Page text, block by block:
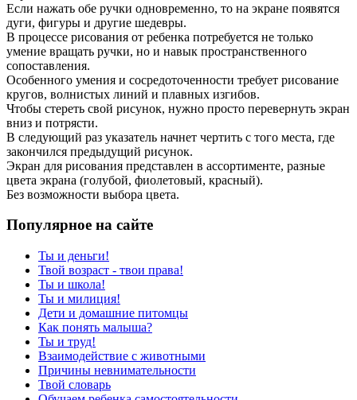
Если нажать обе ручки одновременно, то на экране появятся
дуги, фигуры и другие шедевры.
В процессе рисования от ребенка потребуется не только
умение вращать ручки, но и навык пространственного
сопоставления.
Особенного умения и сосредоточенности требует рисование
кругов, волнистых линий и плавных изгибов.
Чтобы стереть свой рисунок, нужно просто перевернуть экран
вниз и потрясти.
В следующий раз указатель начнет чертить с того места, где
закончился предыдущий рисунок.
Экран для рисования представлен в ассортименте, разные
цвета экрана (голубой, фиолетовый, красный).
Без возможности выбора цвета.
Популярное на сайте
Ты и деньги!
Твой возраст - твои права!
Ты и школа!
Ты и милиция!
Дети и домашние питомцы
Как понять малыша?
Ты и труд!
Взаимодействие с животными
Причины невнимательности
Твой словарь